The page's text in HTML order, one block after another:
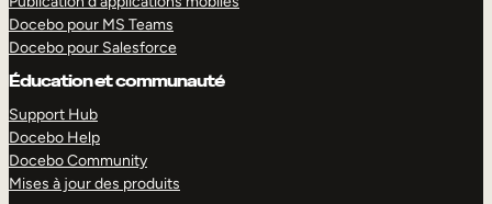
Docebo pour MS Teams
Docebo pour Salesforce
Éducation et communauté
Support Hub
Docebo Help
Docebo Community
Mises à jour des produits